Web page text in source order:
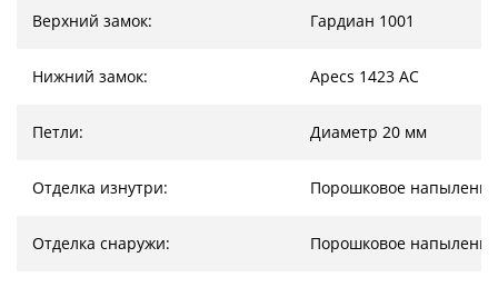
Верхний замок: Гардиан 1001
Нижний замок: Apecs 1423 AC
Петли: Диаметр 20 мм
Отделка изнутри: Порошковое напыление
Отделка снаружи: Порошковое напыление